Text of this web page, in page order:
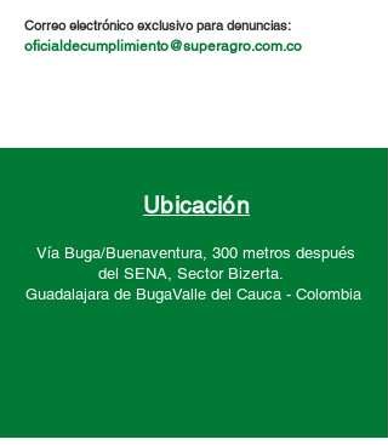
Correo electrónico exclusivo para denuncias:
oficialdecumplimiento@superagro.com.co
Ubicación
Vía Buga/Buenaventura, 300 metros después
del SENA, Sector Bizerta.
Guadalajara de BugaValle del Cauca - Colombia